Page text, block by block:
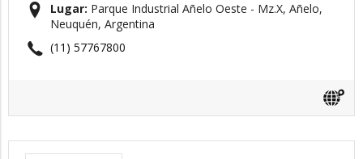
Lugar: Parque Industrial Añelo Oeste - Mz.X, Añelo,
Neuquén, Argentina
(11) 57767800